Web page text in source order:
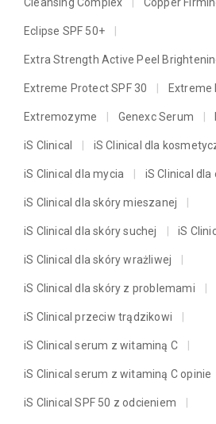
Eclipse SPF 50+
Extra Strength Active Peel
Extreme Protect SPF 30 Extreme
Extremozyme Genexc Serum
iS Clinical iS Clinical dla
iS Clinical dla mycia iS Clinical dla
iS Clinical dla skóry mieszanej
iS Clinical dla skóry suchej iS
iS Clinical dla skóry wrażliwej
iS Clinical dla skóry z problemami
iS Clinical przeciw trądzikowi
iS Clinical serum z witaminą C
iS Clinical serum z witaminą C opinie
iS Clinical SPF 50 z odcieniem